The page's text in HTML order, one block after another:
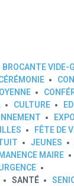
BROCANTE VIDE-
CULTURE
FÊTE DE
JEUNES
MAIRE
SANTÉ